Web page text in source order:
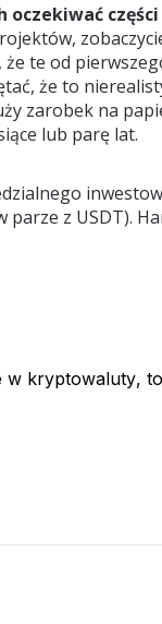
oczekiwać
te od
że to
zarobek na
lub parę lat.
z USDT).
w kryptowaluty,